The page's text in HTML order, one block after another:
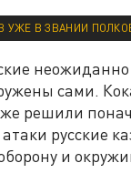
УЖЕ В ЗВАНИИ
сами.
решили
русские
и